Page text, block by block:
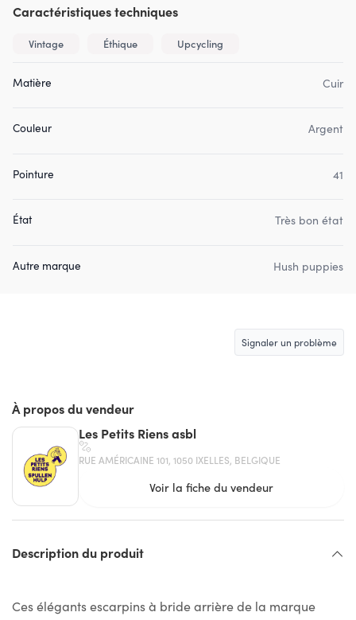
Caractéristiques techniques
Vintage Éthique Upcycling
Matière Cuir
Couleur Argent
Pointure 41
État Très bon état
Autre marque Hush puppies
Signaler un problème
À propos du vendeur
Les Petits Riens asbl
RUE AMÉRICAINE 101, 1050 IXELLES, BELGIQUE
Voir la fiche du vendeur
Description du produit
Ces élégants escarpins à bride arrière de la marque